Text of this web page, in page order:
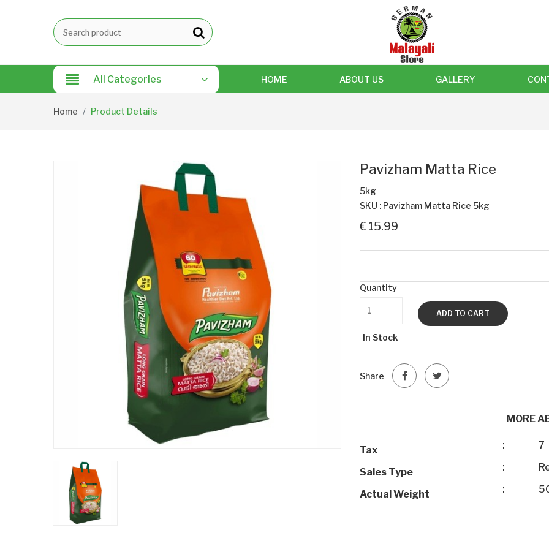
All Categories HOME ABOUT US GALLERY
Home Product Details
Pavizham Matta Rice
5kg
SKU : Pavizham Matta Rice 5kg
€ 15.99
Quantity
ADD TO CART
In Stock
Share
MORE
Tax : 7
Sales Type :
Actual Weight :